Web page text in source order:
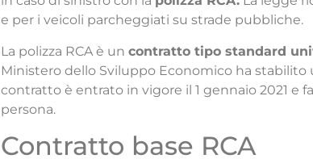
e per i veicoli parcheggiati su strade pubbliche.
La polizza RCA è un contratto tipo standard
Ministero dello Sviluppo Economico ha
contratto è entrato in vigore il 1 gennaio 2021 e
persona.
Contratto base RCA